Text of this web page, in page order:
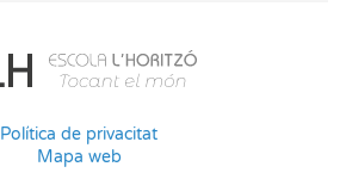
Política de privacitat
Mapa web